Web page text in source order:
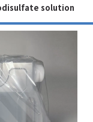
solution